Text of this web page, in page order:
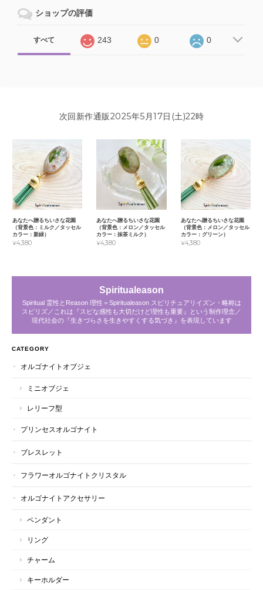
ショップの評価
すべて 243 0 0
次回新作通販2025年5月17日(土)22時
あなたへ贈るちいさな花園
（背景色：ミルク／タッセル
カラー：新緑）
¥4,380
あなたへ贈るちいさな花園
（背景色：メロン／タッセル
カラー：抹茶ミルク）
¥4,380
あなたへ贈るちいさな花園
（背景色：メロン／タッセル
カラー：グリーン）
¥4,380
Spiritualeason
Spiritual 霊性とReason 理性＝Spiritualeason スピリチュアリイズン・略称は
スピリズ／これは『スピな感性も大切だけど理性も重要』という制作理念／
現代社会の『生きづらさを生きやすくする気づき』を表現しています
CATEGORY
オルゴナイトオブジェ
ミニオブジェ
レリーフ型
プリンセスオルゴナイト
ブレスレット
フラワーオルゴナイトクリスタル
オルゴナイトアクセサリー
ペンダント
リング
チャーム
キーホルダー